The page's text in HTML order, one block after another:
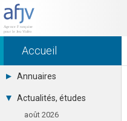
Accueil
Annuaires
Toutes les sociétés (691)
Studios (418)
Editeurs (49)
Actualités, études
août 2026